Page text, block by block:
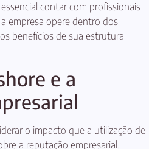
contar com profissionais
empresa opere dentro dos
benefícios de sua estrutura
e a
o impacto que a utilização de
a reputação empresarial.